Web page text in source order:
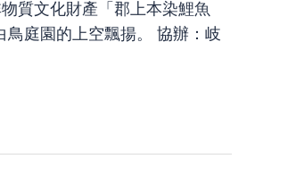
質文化財產「郡上本染鯉魚
庭園的上空飄揚。 協辦：岐